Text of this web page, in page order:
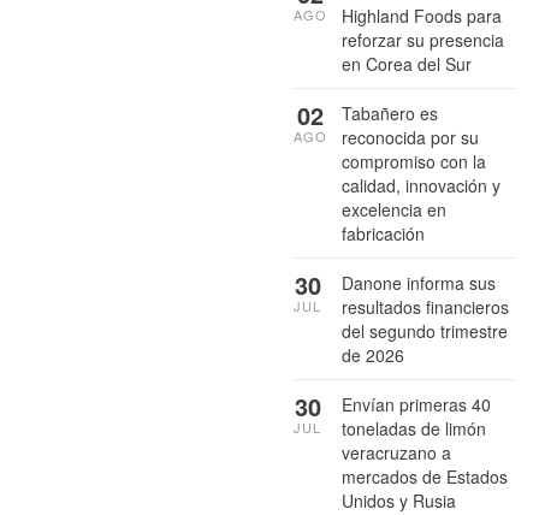
Highland Foods para
reforzar su presencia
en Corea del Sur
AGO
Tabañero es
reconocida por su
compromiso con la
calidad, innovación y
excelencia en
fabricación
02
AGO
Danone informa sus
resultados financieros
del segundo trimestre
de 2026
30
JUL
Envían primeras 40
toneladas de limón
veracruzano a
mercados de Estados
Unidos y Rusia
30
JUL